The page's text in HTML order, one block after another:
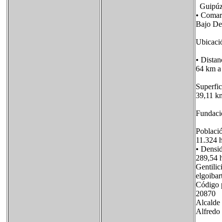
•
Bajo
•
64 km a
39,11
•
Código
20870
Alcalde
Alfredo